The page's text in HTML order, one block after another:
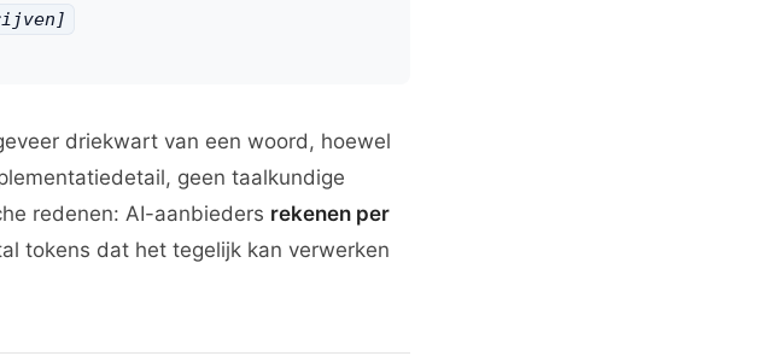
driekwart van een woord, hoewel
geen taalkundige
redenen: AI-aanbieders rekenen per
tokens dat het tegelijk kan verwerken